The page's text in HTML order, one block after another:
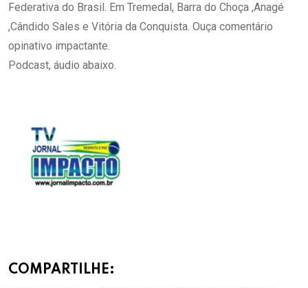
Federativa do Brasil. Em Tremedal, Barra do Choça ,Anagé
,Cândido Sales e Vitória da Conquista. Ouça comentário
opinativo impactante.
Podcast, áudio abaixo.
COMPARTILHE: